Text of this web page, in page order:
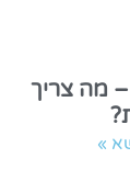
מה צריך
»